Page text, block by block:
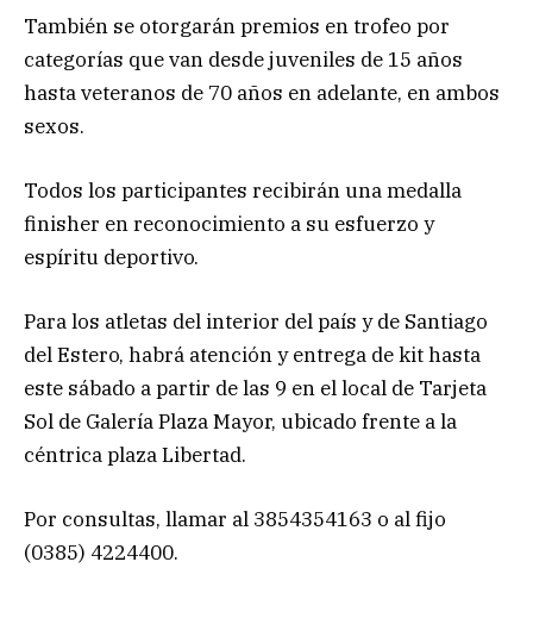
También se otorgarán premios en trofeo por
categorías que van desde juveniles de 15 años
hasta veteranos de 70 años en adelante, en ambos
sexos.
Todos los participantes recibirán una medalla
finisher en reconocimiento a su esfuerzo y
espíritu deportivo.
Para los atletas del interior del país y de Santiago
del Estero, habrá atención y entrega de kit hasta
este sábado a partir de las 9 en el local de Tarjeta
Sol de Galería Plaza Mayor, ubicado frente a la
céntrica plaza Libertad.
Por consultas, llamar al 3854354163 o al fijo
(0385) 4224400.